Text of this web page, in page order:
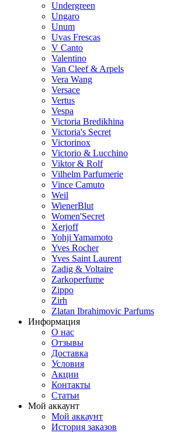
Undergreen
Ungaro
Unum
Uvas Frescas
V Canto
Valentino
Van Cleef & Arpels
Vera Wang
Versace
Vertus
Vespa
Victoria Bredikhina
Victoria's Secret
Victorinox
Victorio & Lucchino
Viktor & Rolf
Vilhelm Parfumerie
Vince Camuto
Weil
WienerBlut
Women'Secret
Xerjoff
Yohji Yamamoto
Yves Rocher
Yves Saint Laurent
Zadig & Voltaire
Zarkoperfume
Zippo
Zirh
Zlatan Ibrahimovic Parfums
Информация
О нас
Отзывы
Доставка
Условия
Aкции
Контакты
Статьи
Мой аккаунт
Мой аккаунт
История заказов